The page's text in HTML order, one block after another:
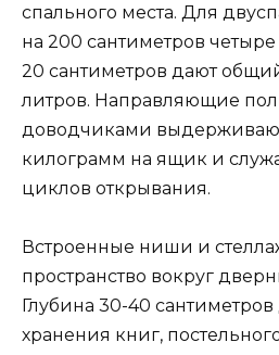
спального места. Для
на 200 сантиметров
20 сантиметров дают
литров. Направляющие
доводчиками
килограмм на ящик и
циклов открывания.
Встроенные ниши и
пространство вокруг
Глубина 30-40 сантиметров
хранения книг,